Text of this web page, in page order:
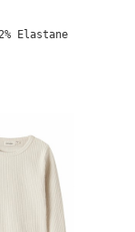
Elastane